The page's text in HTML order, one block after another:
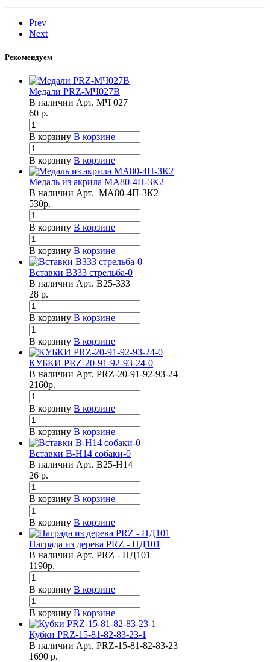
Prev
Next
Рекомендуем
Медали PRZ-МЧ027B
В наличии Арт. МЧ 027
60 р.
В корзину В корзине
В корзину В корзине
Медаль из акрила МА80-4П-3К2
В наличии Арт. МА80-4П-3К2
530р.
В корзину В корзине
В корзину В корзине
Вставки B333 стрельба-0
В наличии Арт. B25-333
28 р.
В корзину В корзине
В корзину В корзине
КУБКИ PRZ-20-91-92-93-24-0
В наличии Арт. PRZ-20-91-92-93-24
2160р.
В корзину В корзине
В корзину В корзине
Вставки B-H14 собаки-0
В наличии Арт. B25-H14
26 р.
В корзину В корзине
В корзину В корзине
Награда из дерева PRZ - НД101
В наличии Арт. PRZ - НД101
1190р.
В корзину В корзине
В корзину В корзине
Кубки PRZ-15-81-82-83-23-1
В наличии Арт. PRZ-15-81-82-83-23
1690 р.